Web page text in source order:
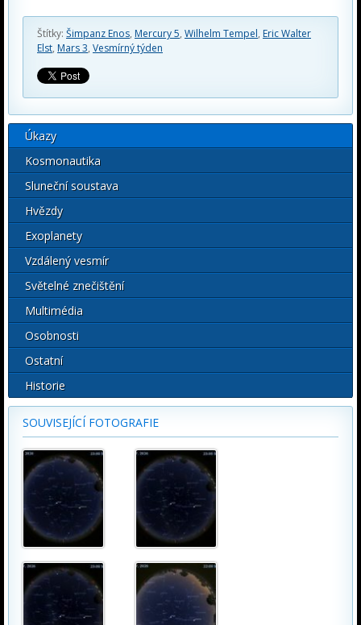
Štítky: Šimpanz Enos, Mercury 5, Wilhelm Tempel, Eric Walter
Elst, Mars 3, Vesmírný týden
Úkazy
Kosmonautika
Sluneční soustava
Hvězdy
Exoplanety
Vzdálený vesmír
Světelné znečištění
Multimédia
Osobnosti
Ostatní
Historie
SOUVISEJÍCÍ FOTOGRAFIE